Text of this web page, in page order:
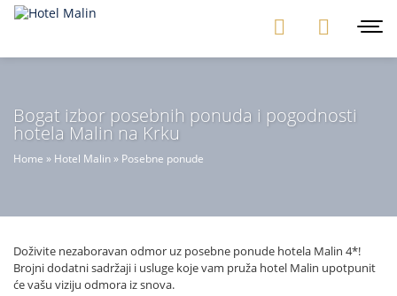
Bogat izbor posebnih ponuda i pogodnosti
hotela Malin na Krku
Home » Hotel Malin » Posebne ponude
Doživite nezaboravan odmor uz posebne ponude hotela Malin 4*!
Brojni dodatni sadržaji i usluge koje vam pruža hotel Malin upotpunit
će vašu viziju odmora iz snova.